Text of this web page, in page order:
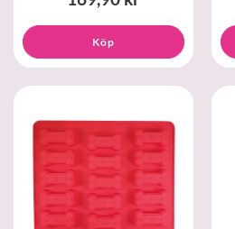
Köp